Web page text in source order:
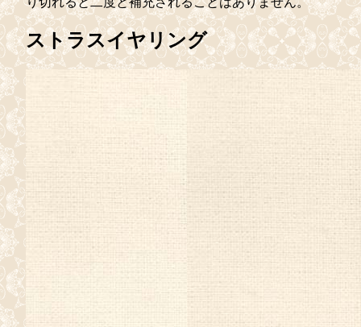
ストラスイヤリング